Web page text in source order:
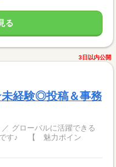
る
3日以内公開
経験◎投稿＆事務
グローバルに活躍できる
イン